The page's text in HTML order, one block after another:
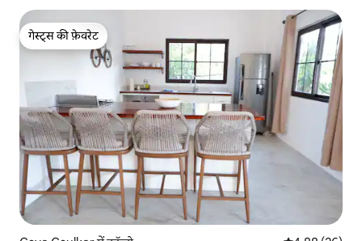
गेस्ट्स की फ़ेवरेट
गेस्ट्स की फ़ेवरेट